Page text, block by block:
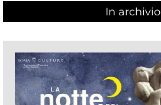
In archivio